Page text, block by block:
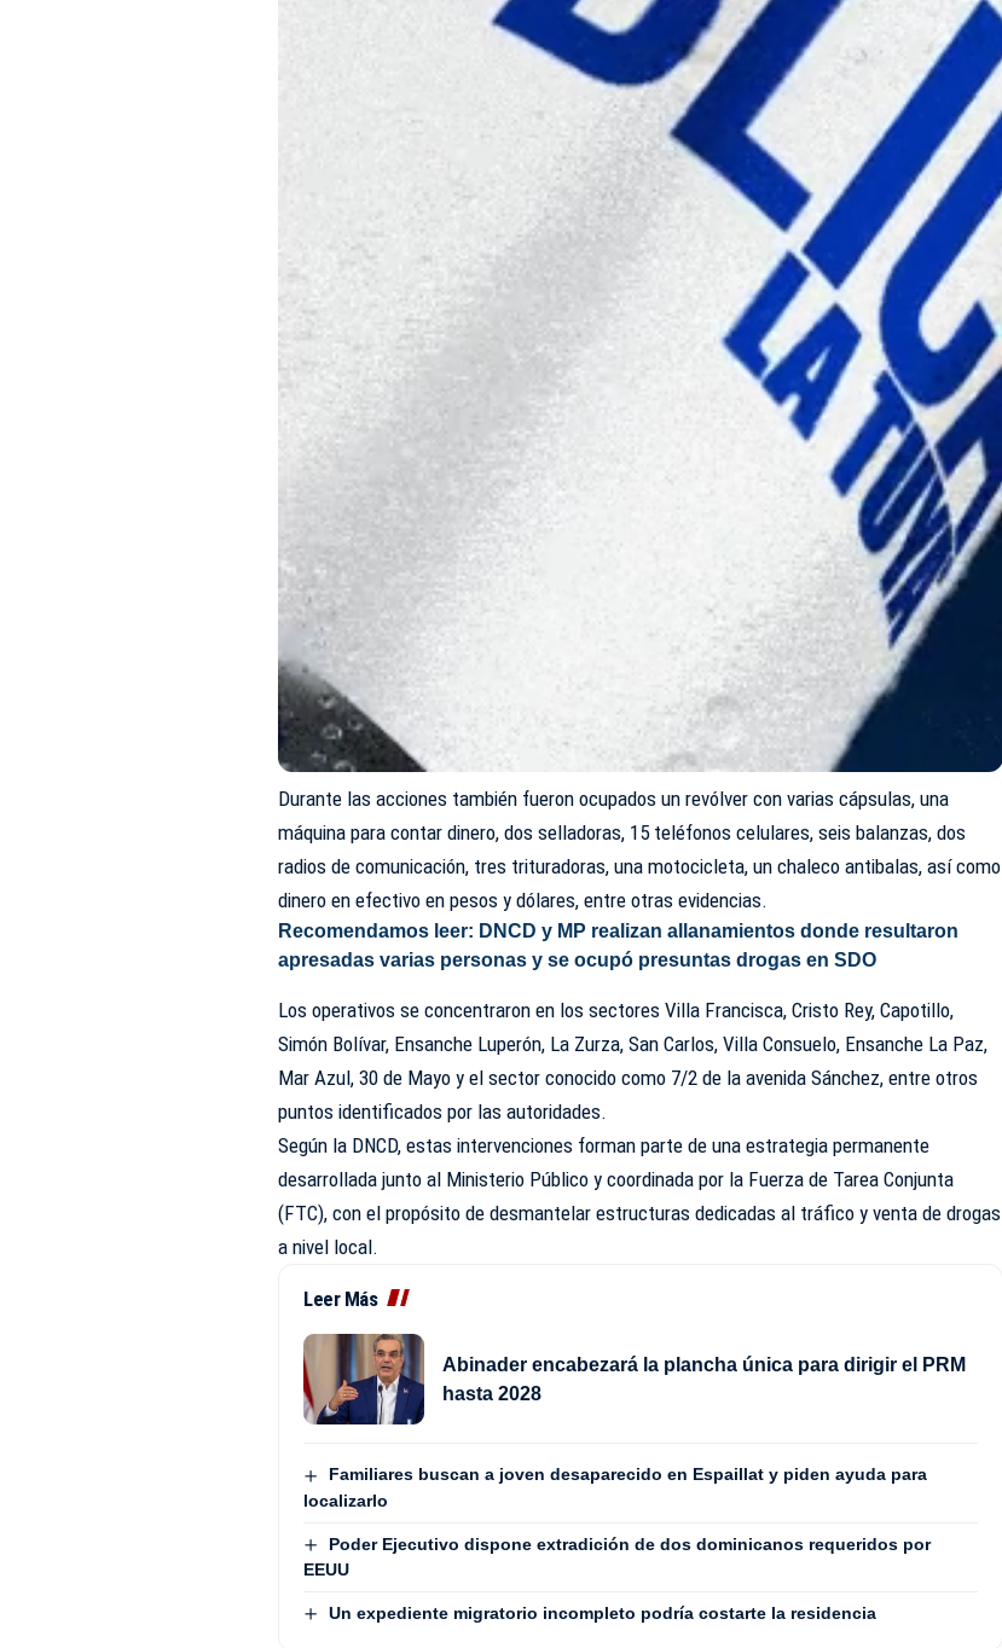
Durante las acciones también fueron ocupados un revólver con varias cápsulas, una
máquina para contar dinero, dos selladoras, 15 teléfonos celulares, seis balanzas, dos
radios de comunicación, tres trituradoras, una motocicleta, un chaleco antibalas, así como
dinero en efectivo en pesos y dólares, entre otras evidencias.
Recomendamos leer: DNCD y MP realizan allanamientos donde resultaron
apresadas varias personas y se ocupó presuntas drogas en SDO
Los operativos se concentraron en los sectores Villa Francisca, Cristo Rey, Capotillo,
Simón Bolívar, Ensanche Luperón, La Zurza, San Carlos, Villa Consuelo, Ensanche La Paz,
Mar Azul, 30 de Mayo y el sector conocido como 7/2 de la avenida Sánchez, entre otros
puntos identificados por las autoridades.
Según la DNCD, estas intervenciones forman parte de una estrategia permanente
desarrollada junto al Ministerio Público y coordinada por la Fuerza de Tarea Conjunta
(FTC), con el propósito de desmantelar estructuras dedicadas al tráfico y venta de drogas
a nivel local.
Leer Más
Abinader encabezará la plancha única para dirigir el PRM
hasta 2028
Familiares buscan a joven desaparecido en Espaillat y piden ayuda para
localizarlo
Poder Ejecutivo dispone extradición de dos dominicanos requeridos por
EEUU
Un expediente migratorio incompleto podría costarte la residencia